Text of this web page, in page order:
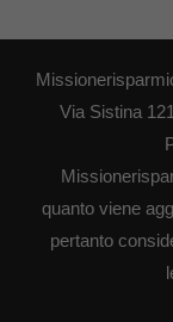
Via Sistina
quanto viene
pertanto